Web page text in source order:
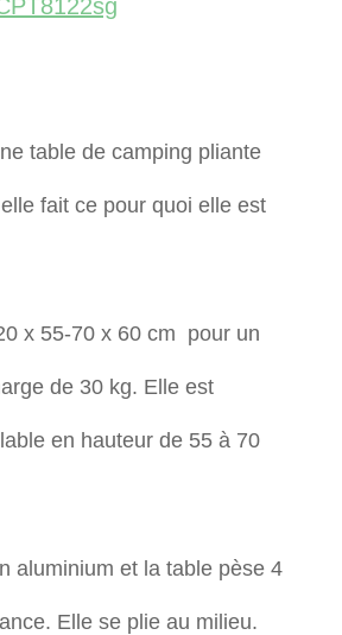
table de camping pliante
fait ce pour quoi elle est
x 55-70 x 60 cm pour un
de 30 kg. Elle est
en hauteur de 55 à 70
aluminium et la table pèse 4
Elle se plie au milieu.